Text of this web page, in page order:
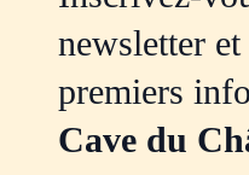
newsletter
premiers
Cave du